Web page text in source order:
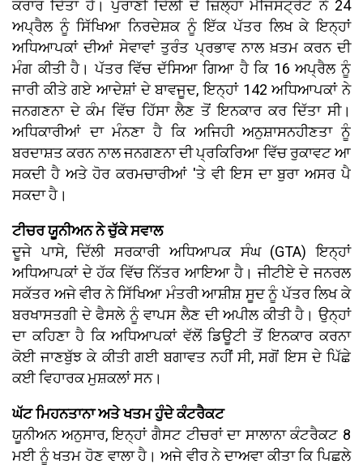
ਕਰਾਰ ਦਿੱਤਾ ਹੈ। ਪੁਰਾਣੀ ਦਿੱਲੀ ਦੇ ਜ਼ਿਲ੍ਹਾ ਮੈਜਿਸਟ੍ਰੇਟ ਨੇ 24
ਅਪ੍ਰੈਲ ਨੂੰ ਸਿੱਖਿਆ ਨਿਰਦੇਸ਼ਕ ਨੂੰ ਇੱਕ ਪੱਤਰ ਲਿਖ ਕੇ ਇਨ੍ਹਾਂ
ਅਧਿਆਪਕਾਂ ਦੀਆਂ ਸੇਵਾਵਾਂ ਤੁਰੰਤ ਪ੍ਰਭਾਵ ਨਾਲ ਖ਼ਤਮ ਕਰਨ ਦੀ
ਮੰਗ ਕੀਤੀ ਹੈ। ਪੱਤਰ ਵਿੱਚ ਦੱਸਿਆ ਗਿਆ ਹੈ ਕਿ 16 ਅਪ੍ਰੈਲ ਨੂੰ
ਜਾਰੀ ਕੀਤੇ ਗਏ ਆਦੇਸ਼ਾਂ ਦੇ ਬਾਵਜੂਦ, ਇਨ੍ਹਾਂ 142 ਅਧਿਆਪਕਾਂ ਨੇ
ਜਨਗਣਨਾ ਦੇ ਕੰਮ ਵਿੱਚ ਹਿੱਸਾ ਲੈਣ ਤੋਂ ਇਨਕਾਰ ਕਰ ਦਿੱਤਾ ਸੀ।
ਅਧਿਕਾਰੀਆਂ ਦਾ ਮੰਨਣਾ ਹੈ ਕਿ ਅਜਿਹੀ ਅਨੁਸ਼ਾਸਨਹੀਣਤਾ ਨੂੰ
ਬਰਦਾਸ਼ਤ ਕਰਨ ਨਾਲ ਜਨਗਣਨਾ ਦੀ ਪ੍ਰਕਿਰਿਆ ਵਿੱਚ ਰੁਕਾਵਟ ਆ
ਸਕਦੀ ਹੈ ਅਤੇ ਹੋਰ ਕਰਮਚਾਰੀਆਂ 'ਤੇ ਵੀ ਇਸ ਦਾ ਬੁਰਾ ਅਸਰ ਪੈ
ਸਕਦਾ ਹੈ।
ਟੀਚਰ ਯੂਨੀਅਨ ਨੇ ਚੁੱਕੇ ਸਵਾਲ
ਦੂਜੇ ਪਾਸੇ, ਦਿੱਲੀ ਸਰਕਾਰੀ ਅਧਿਆਪਕ ਸੰਘ (GTA) ਇਨ੍ਹਾਂ
ਅਧਿਆਪਕਾਂ ਦੇ ਹੱਕ ਵਿੱਚ ਨਿੱਤਰ ਆਇਆ ਹੈ। ਜੀਟੀਏ ਦੇ ਜਨਰਲ
ਸਕੱਤਰ ਅਜੇ ਵੀਰ ਨੇ ਸਿੱਖਿਆ ਮੰਤਰੀ ਆਸ਼ੀਸ਼ ਸੂਦ ਨੂੰ ਪੱਤਰ ਲਿਖ ਕੇ
ਬਰਖਾਸਤਗੀ ਦੇ ਫੈਸਲੇ ਨੂੰ ਵਾਪਸ ਲੈਣ ਦੀ ਅਪੀਲ ਕੀਤੀ ਹੈ। ਉਨ੍ਹਾਂ
ਦਾ ਕਹਿਣਾ ਹੈ ਕਿ ਅਧਿਆਪਕਾਂ ਵੱਲੋਂ ਡਿਊਟੀ ਤੋਂ ਇਨਕਾਰ ਕਰਨਾ
ਕੋਈ ਜਾਣਬੁੱਝ ਕੇ ਕੀਤੀ ਗਈ ਬਗਾਵਤ ਨਹੀਂ ਸੀ, ਸਗੋਂ ਇਸ ਦੇ ਪਿੱਛੇ
ਕਈ ਵਿਹਾਰਕ ਮੁਸ਼ਕਲਾਂ ਸਨ।
ਘੱਟ ਮਿਹਨਤਾਨਾ ਅਤੇ ਖਤਮ ਹੁੰਦੇ ਕੰਟਰੈਕਟ
ਯੂਨੀਅਨ ਅਨੁਸਾਰ, ਇਨ੍ਹਾਂ ਗੈਸਟ ਟੀਚਰਾਂ ਦਾ ਸਾਲਾਨਾ ਕੰਟਰੈਕਟ 8
ਮਈ ਨੂੰ ਖਤਮ ਹੋਣ ਵਾਲਾ ਹੈ। ਅਜੇ ਵੀਰ ਨੇ ਦਾਅਵਾ ਕੀਤਾ ਕਿ ਪਿਛਲੇ